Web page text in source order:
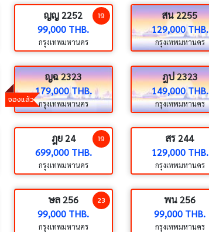
ญญ 2252
99,000 THB.
กรุงเทพมหานคร
19
สน 2255
129,000 THB.
กรุงเทพมหานคร
จองแล้ว
ญฉ 2323
179,000 THB.
กรุงเทพมหานคร
ฎป 2323
149,000 THB.
กรุงเทพมหานคร
ฎย 24
699,000 THB.
กรุงเทพมหานคร
19
สร 244
129,000 THB.
กรุงเทพมหานคร
ษล 256
99,000 THB.
กรุงเทพมหานคร
23
พน 256
99,000 THB.
กรุงเทพมหานคร